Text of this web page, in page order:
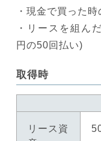
・現金で買
・リースを組ん
円の50回払い)
取得時
リース資